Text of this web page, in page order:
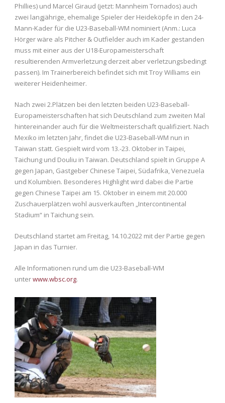
Phillies) und Marcel Giraud (jetzt: Mannheim Tornados) auch
zwei langjährige, ehemalige Spieler der Heideköpfe in den 24-
Mann-Kader für die U23-Baseball-WM nominiert (Anm.: Luca
Hörger wäre als Pitcher & Outfielder auch im Kader gestanden
muss mit einer aus der U18-Europameisterschaft
resultierenden Armverletzung derzeit aber verletzungsbedingt
passen). Im Trainerbereich befindet sich mit Troy Williams ein
weiterer Heidenheimer.
Nach zwei 2.Plätzen bei den letzten beiden U23-Baseball-
Europameisterschaften hat sich Deutschland zum zweiten Mal
hintereinander auch für die Weltmeisterschaft qualifiziert. Nach
Mexiko im letzten Jahr, findet die U23-Baseball-WM nun in
Taiwan statt. Gespielt wird vom 13.-23. Oktober in Taipei,
Taichung und Douliu in Taiwan. Deutschland spielt in Gruppe A
gegen Japan, Gastgeber Chinese Taipei, Südafrika, Venezuela
und Kolumbien. Besonderes Highlight wird dabei die Partie
gegen Chinese Taipei am 15. Oktober in einem mit 20.000
Zuschauerplätzen wohl ausverkauften „Intercontinental
Stadium“ in Taichung sein.
Deutschland startet am Freitag, 14.10.2022 mit der Partie gegen
Japan in das Turnier.
Alle Informationen rund um die U23-Baseball-WM
unterwww.wbsc.org.